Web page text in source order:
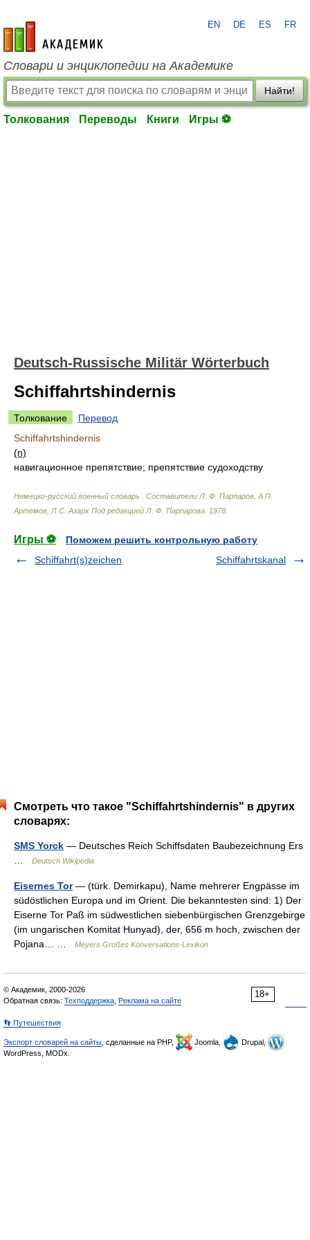
academic.ru
EN DE ES FR
Словари и энциклопедии на Академике
Найти!
Толкования Переводы Книги Игры ⚽
Deutsch-Russische Militär Wörterbuch
Schiffahrtshindernis
Толкование
Перевод
Schiffahrtshindernis
(n)
навигационное препятствие; препятствие судоходству
Немецко-русский военный словарь
Составители Л. Ф. Парпаров, А.П.
Артемов, Л.С. Азарх Под редакцией Л. Ф. Парпарова 1978
Игры ⚽
Поможем решить контрольную работу
Schiffahrt(s)zeichen
Schiffahrtskanal
Смотреть что такое "Schiffahrtshindernis" в других
словарях:
SMS Yorck — Deutsches Reich Schiffsdaten Baubezeichnung Ers
Deutsch Wikipedia
Eisernes Tor— (türk. Demirkapu), Name mehrerer Engpässe im
südöstlichen Europa und im Orient. Die bekanntesten sind: 1) Der
Eiserne Tor Paß im südwestlichen siebenbürgischen Grenzgebirge
(im ungarischen Komitat Hunyad), der, 656 m hoch, zwischen der
Pojana… …
Meyers Großes Konversations-Lexikon
18+
© Академик, 2000-2026
Обратная связь: Техподдержка Реклама на сайте
👣 Путешествия
Экспорт словарей на сайты , сделанные на PHP, Joomla,
Drupal,
WordPress, MODx.